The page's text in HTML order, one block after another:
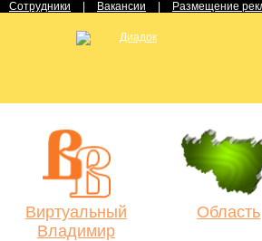
Сотрудники Вакансии Размещение
Виртуальный
Владимир
Область